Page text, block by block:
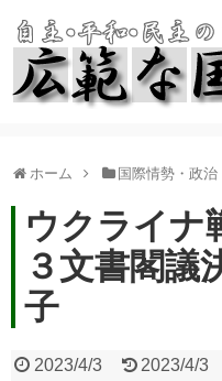
ホーム 国際情勢・政治
ウクライ
３文書閣
子
2023/4/3 2023/4/3